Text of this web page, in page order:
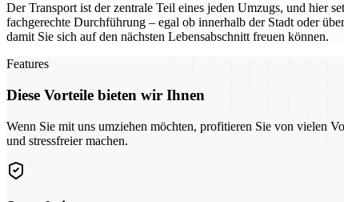
Der Transport ist der zentrale Teil eines jeden Umzugs, und hier
fachgerechte Durchführung – egal ob innerhalb der Stadt oder
damit Sie sich auf den nächsten Lebensabschnitt freuen können.
Features
Diese Vorteile bieten wir Ihnen
Wenn Sie mit uns umziehen möchten, profitieren Sie von vielen
und stressfreier machen.